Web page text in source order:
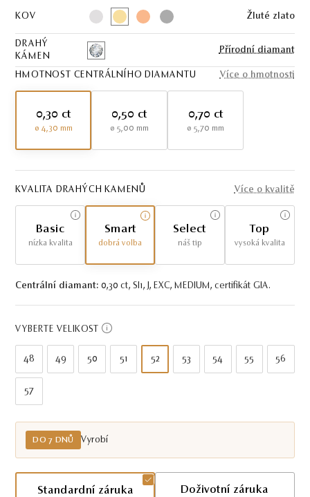
KOV Žluté zlato
DRAHÝ
KÁMEN
Přírodní diamant
HMOTNOST CENTRÁLNÍHO DIAMANTU Více o hmotnosti
0,30 ct
ø 4,30 mm
0,50 ct
ø 5,00 mm
0,70 ct
ø 5,70 mm
KVALITA DRAHÝCH KAMENŮ Více o kvalitě
Basic
nízka kvalita
Smart
dobrá volba
Select
náš tip
Top
vysoká kvalita
Centrální diamant: 0,30 ct, SI1, J, EXC, MEDIUM, certifikát GIA.
VYBERTE VELIKOST
48 49 50 51 52 53 54 55 56
57
DO 7 DNŮ Vyrobí
Standardní záruka
Doživotní záruka